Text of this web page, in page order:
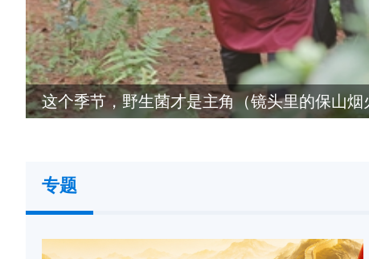
昌宁百亿级绿色硅基产业集群已具雏形
专题